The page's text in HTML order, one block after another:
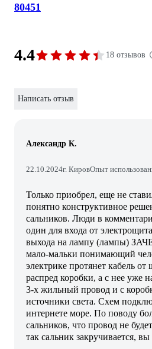
80451
4.4 18 отзывов
Написать отзыв
Александр К.
22.10.2024г. КировОпыт
Только приобрел, еще не
понятно конструктивное
сальников. Люди в
один для входа от
выхода на лампу (лампы)
мало-мальки понимающий
электрике протянет кабель от
распред коробки, а с нее уже
3-х жильный провод и с
источники света. Схем
интернете море. По поводу
сальников, что провод не
так сальник закручивается,